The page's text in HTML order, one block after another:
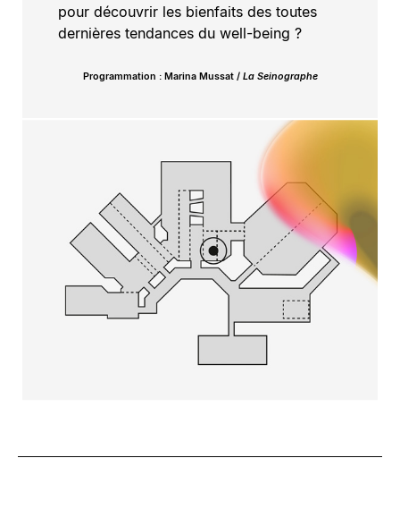
pour découvrir les bienfaits des toutes
dernières tendances du well-being ?
Programmation : Marina Mussat /La Seinographe